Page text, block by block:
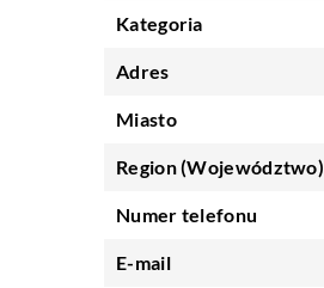
Kategoria
Adres
Miasto
Region (Województwo)
Numer telefonu
E-mail